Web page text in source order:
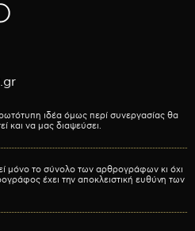
ιδέα όμως περί συνεργασίας θα
και να μας διαψεύσει.
το σύνολο των αρθρογράφων κι όχι
έχει την αποκλειστική ευθύνη των